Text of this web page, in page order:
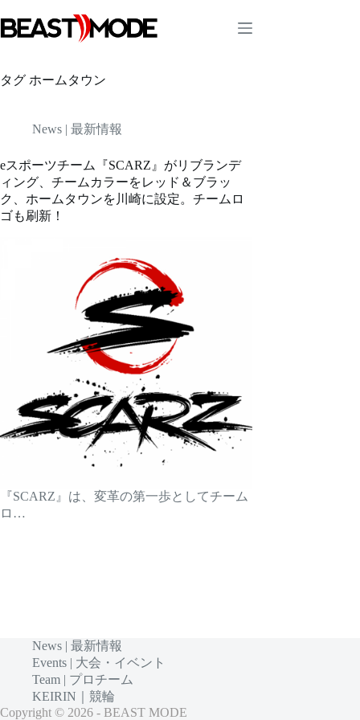
ン
テ
ツ
へ
プ
タグ ホームタウン
News | 最新情報
eスポーツチーム『SCARZ』がリブランデ
ィング、チームカラーをレッド＆ブラッ
ク、ホームタウンを川崎に設定。チームロ
ゴも刷新！
『SCARZ』は、変革の第一歩としてチーム
ロ…
News | 最新情報
Events | 大会・イベント
Team | プロチーム
KEIRIN｜競輪
Copyright © 2026 - BEAST MODE